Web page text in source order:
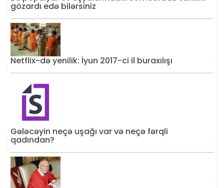
gözardı edə bilərsiniz
Netflix-də yenilik: İyun 2017-ci il buraxılışı
Gələcəyin neçə uşağı var və neçə fərqli
qadından?